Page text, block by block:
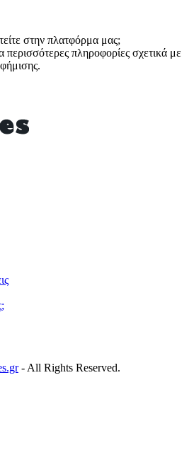
στην πλατφόρμα μας;
περισσότερες πληροφορίες σχετικά με
- All Rights Reserved.